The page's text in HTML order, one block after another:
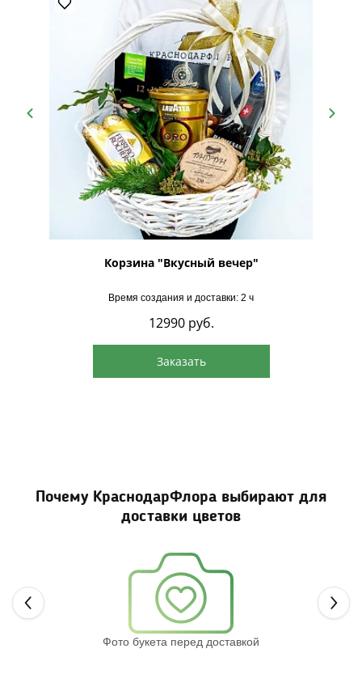
Корзина "Вкусный вечер"
Время создания и доставки: 2 ч
12990 руб.
Заказать
Почему КраснодарФлора выбирают для
доставки цветов
Фото букета перед доставкой